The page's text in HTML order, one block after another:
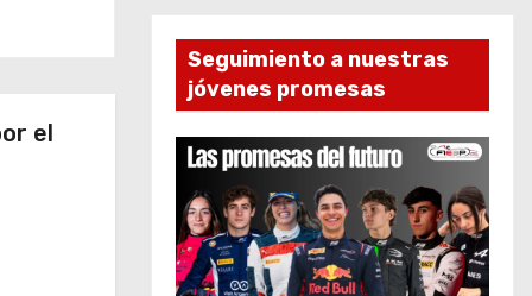
el
Seguimiento a nuestras
jóvenes promesas